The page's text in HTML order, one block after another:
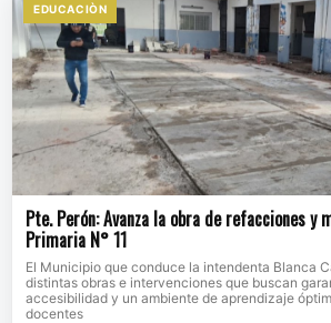
EDUCACIÒN
Pte. Perón: Avanza la obra de refacciones y
Primaria N° 11
El Municipio que conduce la intendenta Blanca
distintas obras e intervenciones que buscan
accesibilidad y un ambiente de aprendizaje
docentes